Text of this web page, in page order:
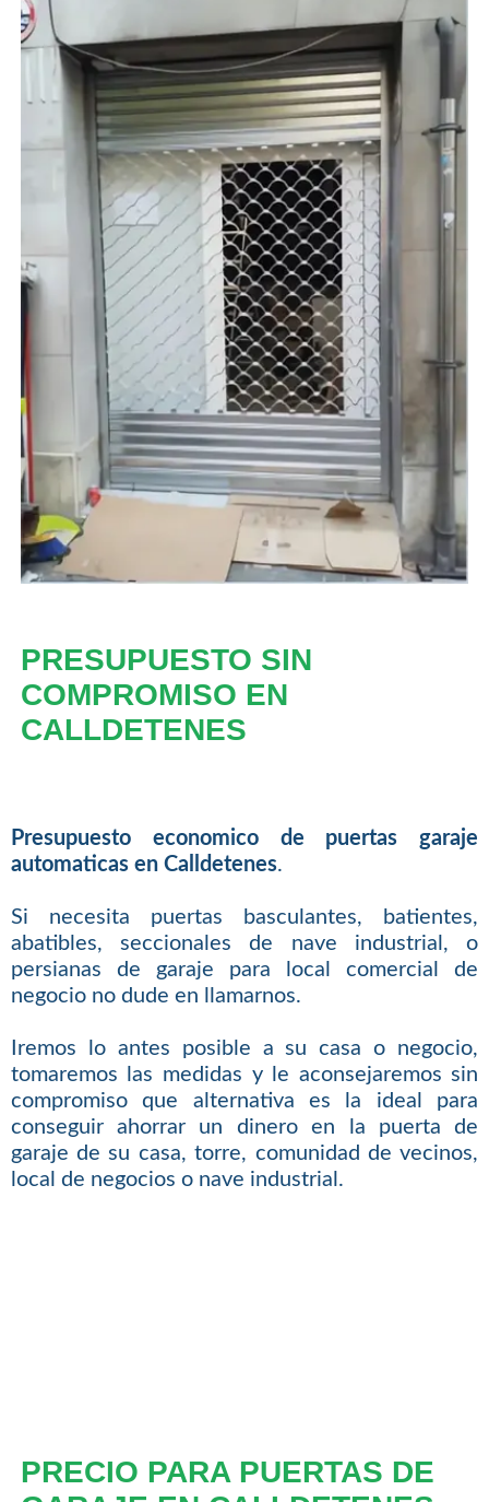
PRESUPUESTO SIN
COMPROMISO EN
CALLDETENES
Presupuesto economico de puertas garaje
automaticas en Calldetenes.
Si necesita puertas basculantes, batientes,
abatibles, seccionales de nave industrial, o
persianas de garaje para local comercial de
negocio no dude en llamarnos.
Iremos lo antes posible a su casa o negocio,
tomaremos las medidas y le aconsejaremos sin
compromiso que alternativa es la ideal para
conseguir ahorrar un dinero en la puerta de
garaje de su casa, torre, comunidad de vecinos,
local de negocios o nave industrial.
PRECIO PARA PUERTAS DE